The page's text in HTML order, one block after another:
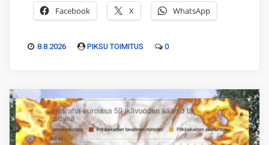
Facebook X WhatsApp
8.8.2026 PIKSU TOIMITUS 0